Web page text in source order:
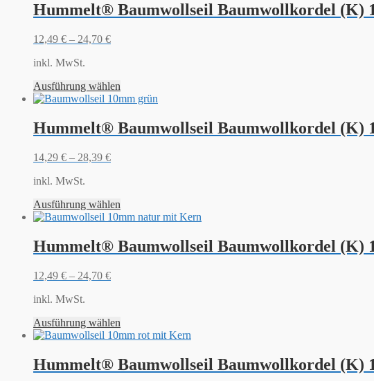
Hummelt® Baumwollseil Baumwollkordel (K)
12,49 € – 24,70 €
inkl. MwSt.
Ausführung wählen
Hummelt® Baumwollseil Baumwollkordel (K)
14,29 € – 28,39 €
inkl. MwSt.
Ausführung wählen
Hummelt® Baumwollseil Baumwollkordel (K)
12,49 € – 24,70 €
inkl. MwSt.
Ausführung wählen
Hummelt® Baumwollseil Baumwollkordel (K)